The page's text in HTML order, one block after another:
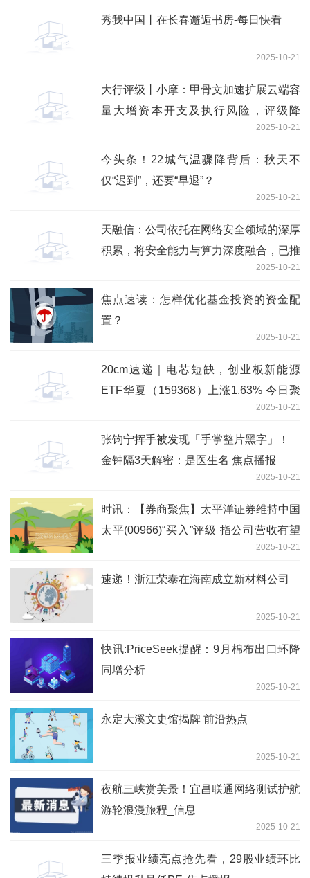
秀我中国丨在长春邂逅书房-每日快看
2025-10-21
大行评级丨小摩：甲骨文加速扩展云端容
量大增资本开支及执行风险，评级降
2025-10-21
今头条！22城气温骤降背后：秋天不
仅“迟到”，还要“早退”？
2025-10-21
天融信：公司依托在网络安全领域的深厚
积累，将安全能力与算力深度融合，已推
出智算云平台、智算一体机等系列产品
独家
2025-10-21
焦点速读：怎样优化基金投资的资金配
置？
2025-10-21
20cm速递｜电芯短缺，创业板新能源
ETF华夏（159368）上涨1.63% 今日聚
2025-10-21
张钧宁挥手被发现「手掌整片黑字」！
金钟隔3天解密：是医生名 焦点播报
2025-10-21
时讯：【券商聚焦】太平洋证券维持中国
太平(00966)“买入”评级 指公司营收有望
2025-10-21
速递！浙江荣泰在海南成立新材料公司
2025-10-21
快讯:PriceSeek提醒：9月棉布出口环降
同增分析
2025-10-21
永定大溪文史馆揭牌 前沿热点
2025-10-21
夜航三峡赏美景！宜昌联通网络测试护航
游轮浪漫旅程_信息
2025-10-21
三季报业绩亮点抢先看，29股业绩环比